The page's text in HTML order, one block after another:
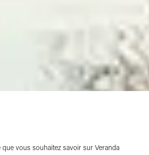
vous souhaitez savoir sur Veranda